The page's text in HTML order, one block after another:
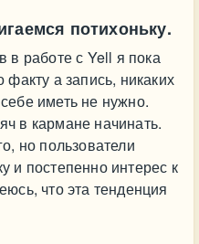
потихоньку.
в работе с Yell я пока
а запись, никаких
иметь не нужно.
в кармане начинать.
но пользователи
и постепенно интерес к
что эта тенденция